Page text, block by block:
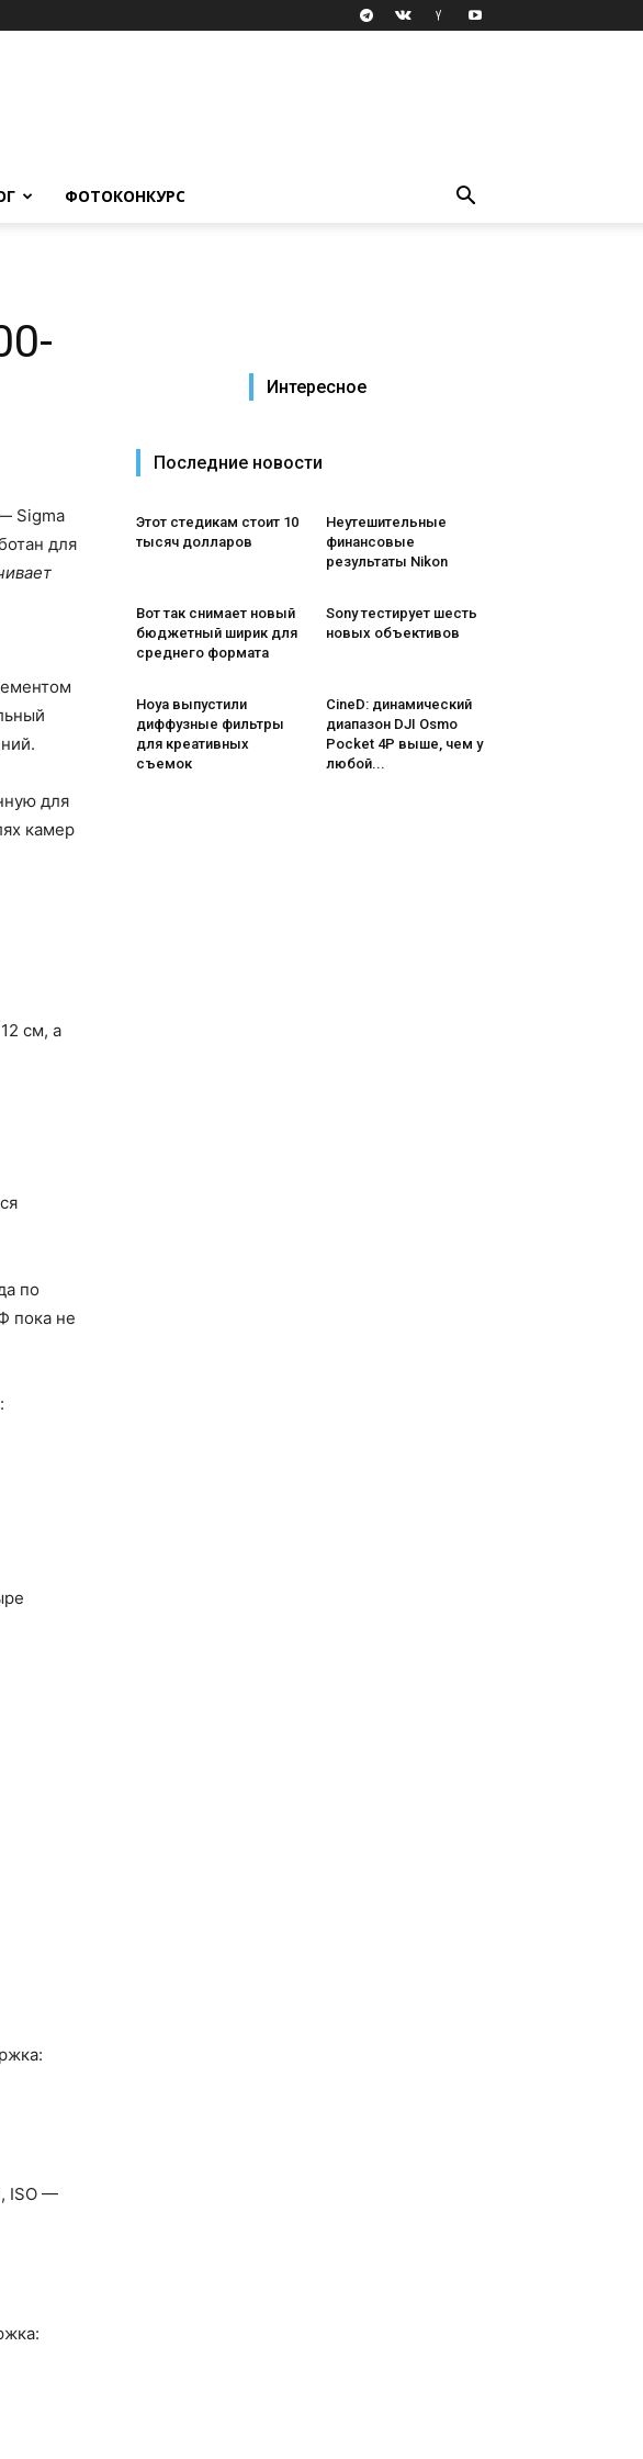
ФОТОКОНКУРС
Sigma
для
для
камер
см, а
по
пока не
ISO —
Интересное
Последние новости
Этот стедикам стоит 10
тысяч долларов
Неутешительные
финансовые
результаты Nikon
Вот так снимает новый
бюджетный ширик для
среднего формата
Sony тестирует шесть
новых объективов
Hoya выпустили
диффузные фильтры
для креативных
съемок
CineD: динамический
диапазон DJI Osmo
Pocket 4P выше, чем у
любой...